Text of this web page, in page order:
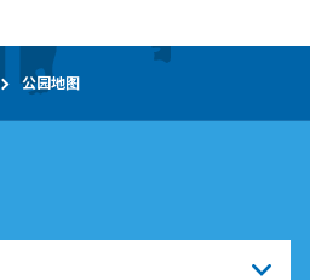
公园地图